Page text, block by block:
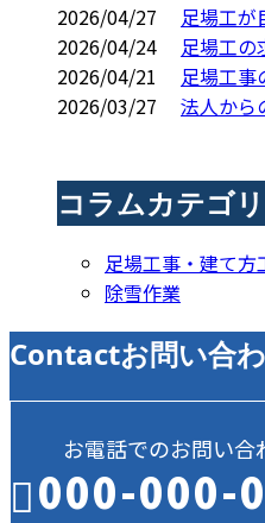
2026/04/27
足場工
2026/04/24
足場工
2026/04/21
足場工事
2026/03/27
法人か
コラムカテゴリ
足場工事・建て方
除雪作業
Contactお問い合
お電話でのお問い合
000-000-